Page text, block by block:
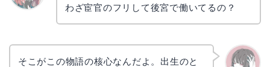
わざ宦官のフリして後宮で働いてるの？
そこがこの物語の核心なんだよ。出生のと